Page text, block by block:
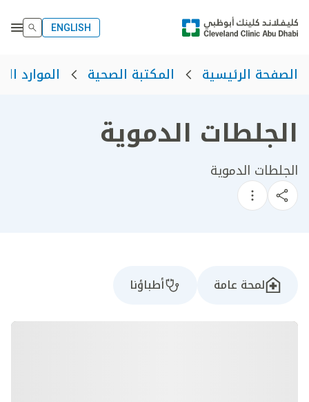
ENGLISH
الصفحة الرئيسية المكتبة الصحية الموارد
الجلطات الدموية
الجلطات الدموية
لمحة عامة أطباؤنا